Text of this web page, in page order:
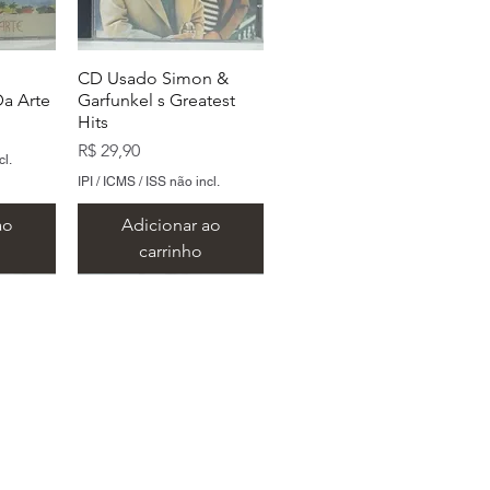
Arte
CD Usado Simon &
Garfunkel s Greatest
Hits
Preço
R$ 29,90
IPI / ICMS / ISS não incl.
Adicionar ao
carrinho